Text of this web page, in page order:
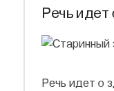
Речь идет
Речь идет о